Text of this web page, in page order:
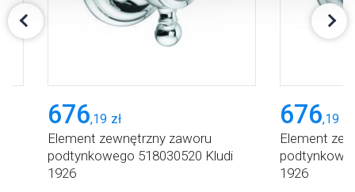
dlaczego ich przepisy, przejdź do zakładu „Informacje o
plikach cookie”.
676,19 zł
Element zewnętrzny zaworu
podtynkowego 518030520 Kludi
1926
676,19
Element
1926